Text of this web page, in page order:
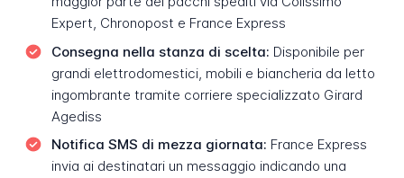
Expert, Chronopost e France Express
Consegna nella stanza di scelta: Disponibile per
grandi elettrodomestici, mobili e biancheria da letto
ingombrante tramite corriere specializzato Girard
Agediss
Notifica SMS di mezza giornata: France Express
invia ai destinatari un messaggio indicando una